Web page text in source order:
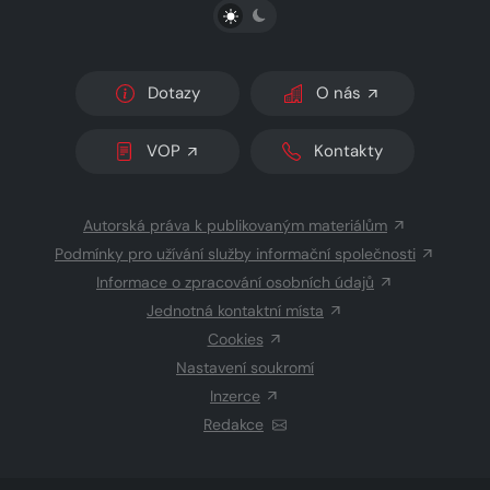
PŘEPNOUT SVĚTLÝ/TMAVÝ REŽIM
Dotazy O nás
VOP Kontakty
Autorská práva k publikovaným materiálům
Podmínky pro užívání služby informační společnosti
Informace o zpracování osobních údajů
Jednotná kontaktní místa
Cookies
Nastavení soukromí
Inzerce
Redakce